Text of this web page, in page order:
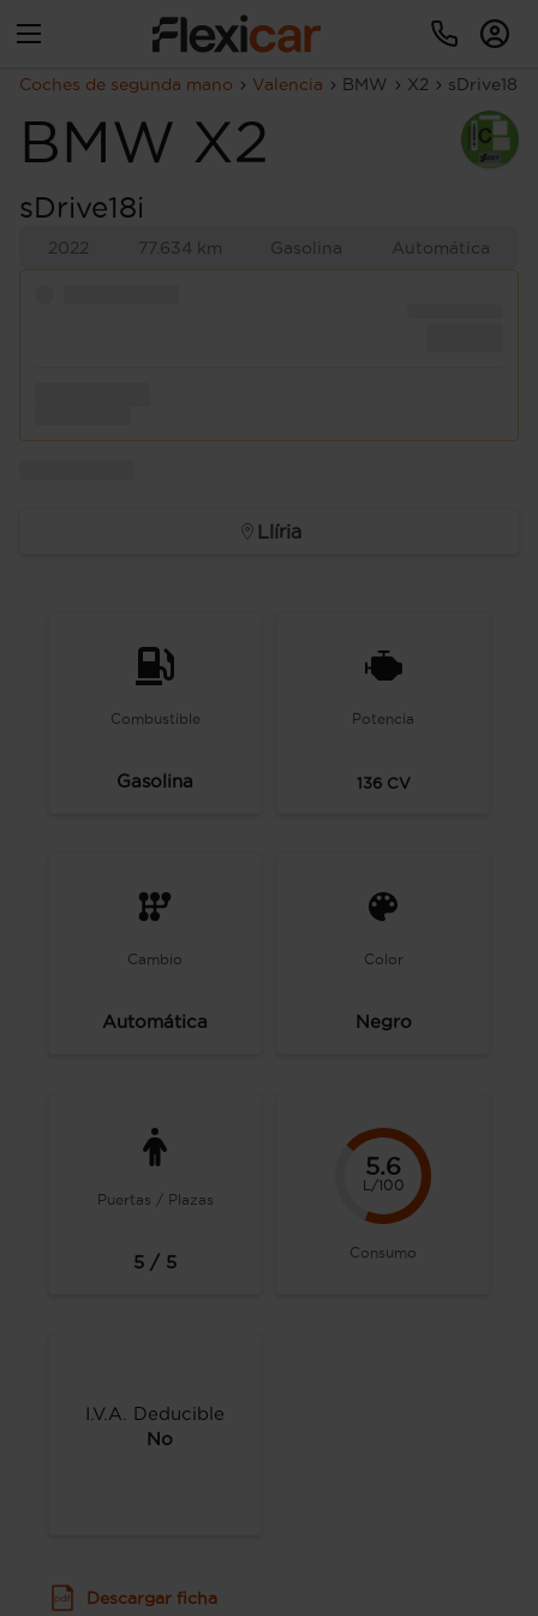
Coches de segunda mano Valencia BMW X2 sDrive18i
BMW X2
sDrive18i
2022 77.634 km Gasolina Automática
Llíria
Combustible
Gasolina
Potencia
136CV
Cambio
Automática
Color
Negro
Puertas / Plazas
5 / 5
5.6
L/100
Consumo
I.V.A. Deducible
No
Descargar ficha